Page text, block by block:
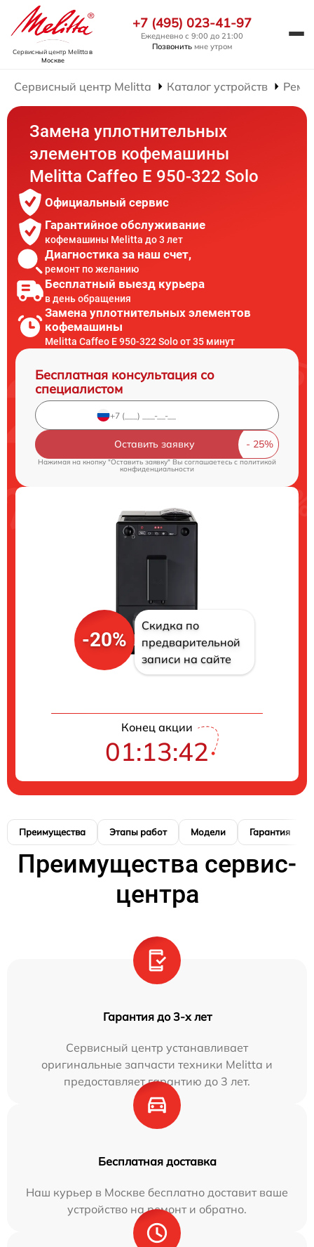
Сервисный центр Melittaв
Москве
+7 (495) 023-41-97
Ежедневно с 9:00 до 21:00
Позвонить мне утром
Сервисный центр Melitta Каталог устройств
Замена уплотнительных
элементов кофемашины
Melitta Caffeo E 950-322 Solo
Официальный сервис
Гарантийное обслуживание
кофемашины Melitta до 3 лет
Диагностика за наш счет,
ремонт по желанию
Бесплатный выезд курьера
в день обращения
Замена уплотнительных элементов
кофемашины
Melitta Caffeo E 950-322 Solo от 35 минут
Бесплатная консультация со
специалистом
Оставить заявку
Нажимая на кнопку "Оставить заявку" Вы соглашаетесь cполитикой
конфиденциальности
-20%
Скидка по
предварительной
записи на сайте
Конец акции
01:13:41
Преимущества Этапы работ Модели Гарантия
Преимущества сервис-
центра
Гарантия до 3-х лет
Сервисный центр устанавливает
оригинальные запчасти техники Melitta и
предоставляет гарантию до 3 лет.
Бесплатная доставка
Наш курьер в Москве бесплатно доставит ваше
устройство на ремонт и обратно.